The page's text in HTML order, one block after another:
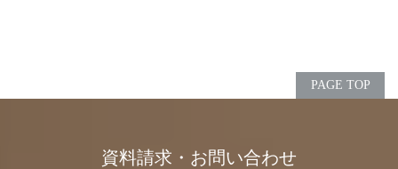
PAGE TOP
資料請求・お問い合わせ